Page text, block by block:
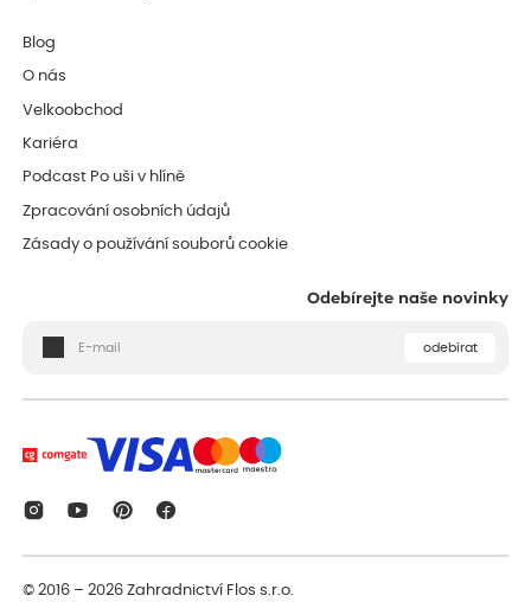
Blog
O nás
Velkoobchod
Kariéra
Podcast Po uši v hlíně
Zpracování osobních údajů
Zásady o používání souborů cookie
Odebírejte naše novinky
odebírat
© 2016 – 2026Zahradnictví Flos s.r.o.